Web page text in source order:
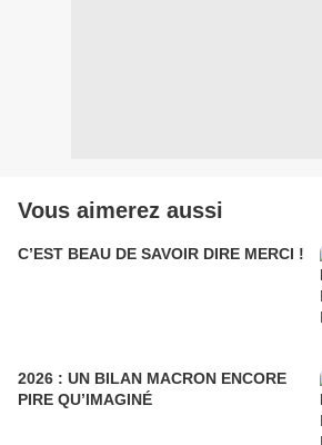
Vous aimerez aussi
C’EST BEAU DE SAVOIR DIRE MERCI !
2026 : UN BILAN MACRON ENCORE
PIRE QU’IMAGINÉ